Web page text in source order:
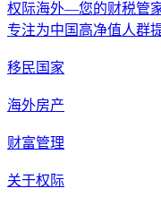
权际海外—您的财税管
专注为中国高净值人群
移民国家
海外房产
财富管理
关于权际